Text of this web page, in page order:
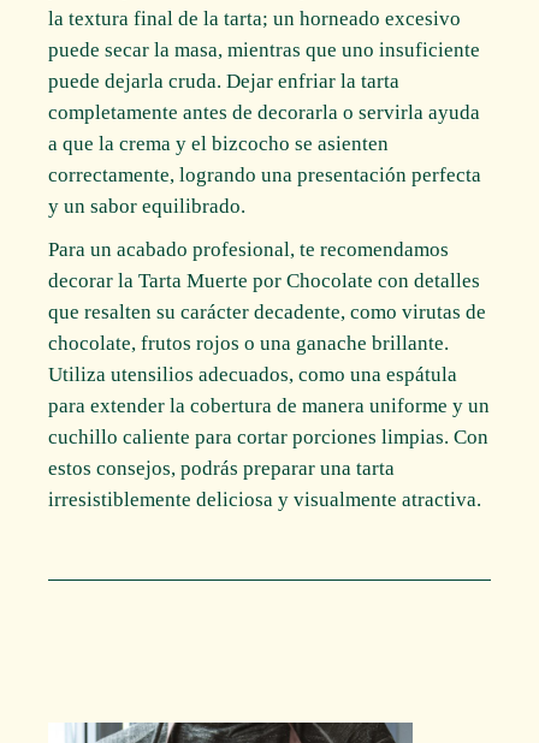
la textura final de la tarta; un horneado excesivo
puede secar la masa, mientras que uno insuficiente
puede dejarla cruda. Dejar enfriar la tarta
completamente antes de decorarla o servirla ayuda
a que la crema y el bizcocho se asienten
correctamente, logrando una presentación perfecta
y un sabor equilibrado.
Para un acabado profesional, te recomendamos
decorar la Tarta Muerte por Chocolate con detalles
que resalten su carácter decadente, como virutas de
chocolate, frutos rojos o una ganache brillante.
Utiliza utensilios adecuados, como una espátula
para extender la cobertura de manera uniforme y un
cuchillo caliente para cortar porciones limpias. Con
estos consejos, podrás preparar una tarta
irresistiblemente deliciosa y visualmente atractiva.